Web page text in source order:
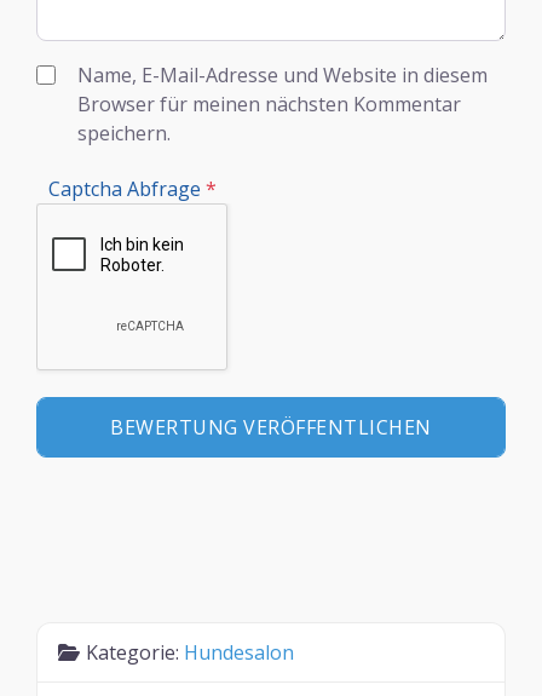
Name, E-Mail-Adresse und Website in diesem
Browser für meinen nächsten Kommentar
speichern.
Captcha Abfrage *
Kategorie: Hundesalon